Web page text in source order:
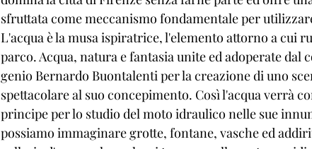
sfruttata come meccanismo fondamentale per
L'acqua è la musa ispiratrice, l'elemento attorno a cui
parco. Acqua, natura e fantasia unite ed adoperate dal
genio Bernardo Buontalenti per la creazione di uno
spettacolare al suo concepimento. Così l'acqua verrà
principe per lo studio del moto idraulico nelle sue
possiamo immaginare grotte, fontane, vasche ed